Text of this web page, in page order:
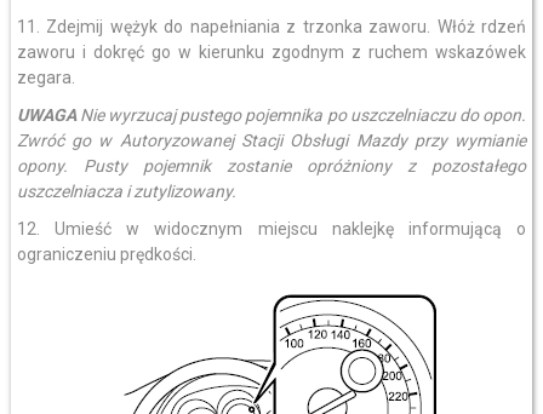
11. Zdejmij wężyk do napełniania z trzonka zaworu. Włóż rdzeń
zaworu i dokręć go w kierunku zgodnym z ruchem wskazówek
zegara.
UWAGA Nie wyrzucaj pustego pojemnika po uszczelniaczu do opon.
Zwróć go w Autoryzowanej Stacji Obsługi Mazdy przy wymianie
opony. Pusty pojemnik zostanie opróżniony z pozostałego
uszczelniacza i zutylizowany.
12. Umieść w widocznym miejscu naklejkę informującą o
ograniczeniu prędkości.